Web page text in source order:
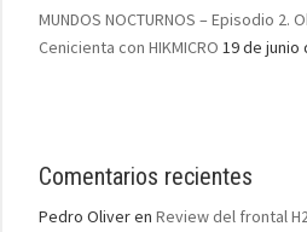
MUNDOS NOCTURNOS – Episodio
Cenicienta con HIKMICRO 19 de junio
Comentarios recientes
Pedro Oliveren Review del frontal